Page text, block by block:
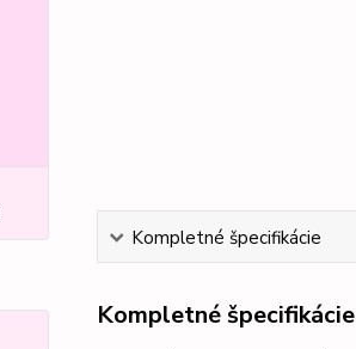
Kompletné špecifikácie
Kompletné špecifikácie